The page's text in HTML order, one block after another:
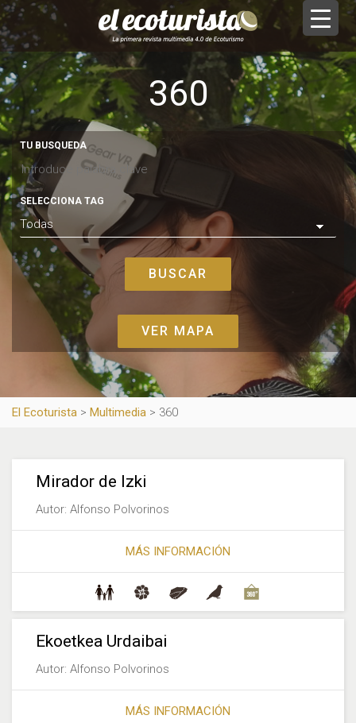
360
TU BUSQUEDA
SELECCIONA TAG
VER MAPA
El Ecoturista > Multimedia > 360
Mirador de Izki
Autor: Alfonso Polvorinos
MÁS INFORMACIÓN
Ekoetkea Urdaibai
Autor: Alfonso Polvorinos
MÁS INFORMACIÓN